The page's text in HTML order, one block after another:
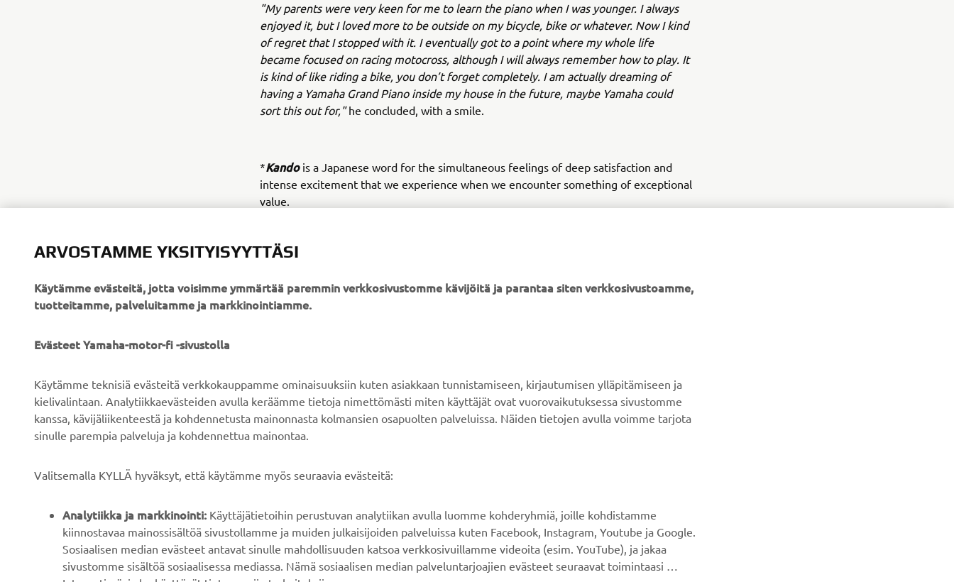
"My parents were very keen for me to learn the piano when I was younger. I always
enjoyed it, but I loved more to be outside on my bicycle, bike or whatever. Now I kind
of regret that I stopped with it. I eventually got to a point where my whole life
became focused on racing motocross, although I will always remember how to play. It
is kind of like riding a bike, you don’t forget completely. I am actually dreaming of
having a Yamaha Grand Piano inside my house in the future, maybe Yamaha could
sort this out for,"he concluded, with a smile.
*Kandois a Japanese word for the simultaneous feelings of deep satisfaction and
intense excitement that we experience when we encounter something of exceptional
value.
Uutiset
Tapahtumat
Esitteet
Ryhdy jälleenmyyjäksi
Ihmisoikeuskäytäntö
Kestävän kehityksen
Viranomaiset
Golfkentät
Autokoulut
Kumppanuudet
Teknistä tietoa
riippumattomille
Yamaha Racing
Mobiilisovellukset
Varaosaluettelo
Huolto
erikoistapahtumista, uusista julkaisuista ja paljon muuta...
ARVOSTAMME YKSITYISYYTTÄSI
Käytämme evästeitä, jotta voisimme ymmärtää paremmin verkkosivustomme kävijöitä ja parantaa siten verkkosivustoamme,
tuotteitamme, palveluitamme ja markkinointiamme.
Evästeet Yamaha-motor-fi -sivustolla
Käytämme teknisiä evästeitä verkkokauppamme ominaisuuksiin kuten asiakkaan tunnistamiseen, kirjautumisen ylläpitämiseen ja
kielivalintaan. Analytiikkaevästeiden avulla keräämme tietoja nimettömästi miten käyttäjät ovat vuorovaikutuksessa sivustomme
kanssa, kävijäliikenteestä ja kohdennetusta mainonnasta kolmansien osapuolten palveluissa. Näiden tietojen avulla voimme tarjota
sinulle parempia palveluja ja kohdennettua mainontaa.
Valitsemalla KYLLÄ hyväksyt, että käytämme myös seuraavia evästeitä:
Analytiikka ja markkinointi: Käyttäjätietoihin perustuvan analytiikan avulla luomme kohderyhmiä, joille kohdistamme
kiinnostavaa mainossisältöä sivustollamme ja muiden julkaisijoiden palveluissa kuten Facebook, Instagram, Youtube ja Google.
Sosiaalisen median evästeet antavat sinulle mahdollisuuden katsoa verkkosivuillamme videoita (esim. YouTube), ja jakaa
sivustomme sisältöä sosiaalisessa mediassa. Nämä sosiaalisen median palveluntarjoajien evästeet seuraavat toimintaasi